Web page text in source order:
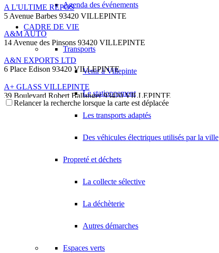
Agenda des événements
CADRE DE VIE
Transports
Venir à Villepinte
Le stationnement
Les transports adaptés
Des véhicules électriques utilisés par la ville
Propreté et déchets
La collecte sélective
La déchèterie
Autres démarches
Espaces verts
A L'ULTIME REPOS
5 Avenue Barbes 93420 VILLEPINTE
A&M AUTO
14 Avenue des Pinsons 93420 VILLEPINTE
A&N EXPORTS LTD
6 Place Edison 93420 VILLEPINTE
A+ GLASS VILLEPINTE
39 Boulevard Robert Ballanger 93420 VILLEPINTE
01 41 52 34 7801 41 52 34 78
A.B METAL SERRURERIE METALLLERIE
21 Avenue du Chemin de Fer 93420 Villepinte
09 66 91 74 67
14 Allée Fénelon 93420 VILLEPINTE
Relancer la recherche lorsque la carte est déplacée